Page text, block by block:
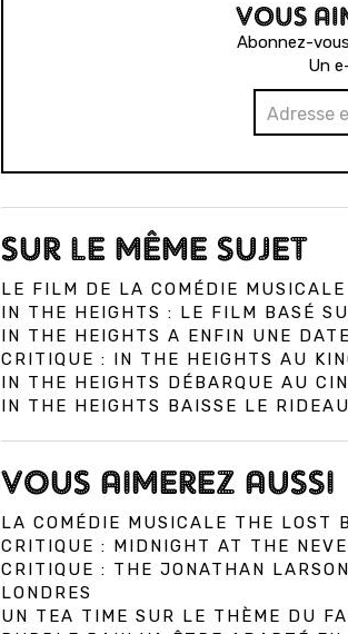
VOUS
Abonnez-
Un
SUR LE MÊME SUJET
LE FILM DE LA COMÉDIE
IN THE HEIGHTS : LE FILM BASÉ
IN THE HEIGHTS A ENFIN UNE
CRITIQUE : IN THE HEIGHTS AU
IN THE HEIGHTS DÉBARQUE AU
IN THE HEIGHTS BAISSE LE
VOUS AIMEREZ AUSSI
LA COMÉDIE MUSICALE THE LOST
CRITIQUE : MIDNIGHT AT THE
CRITIQUE : THE JONATHAN
LONDRES
UN TEA TIME SUR LE THÈME DU